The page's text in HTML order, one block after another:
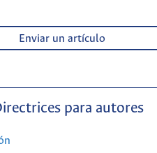
Enviar un artículo
para autores